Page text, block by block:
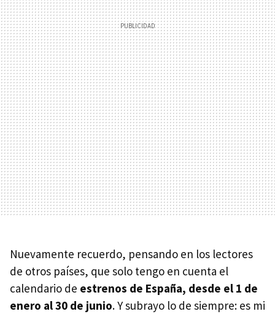
Nuevamente recuerdo, pensando en los lectores
de otros países, que solo tengo en cuenta el
calendario de estrenos de España, desde el 1 de
enero al 30 de junio. Y subrayo lo de siempre: es mi